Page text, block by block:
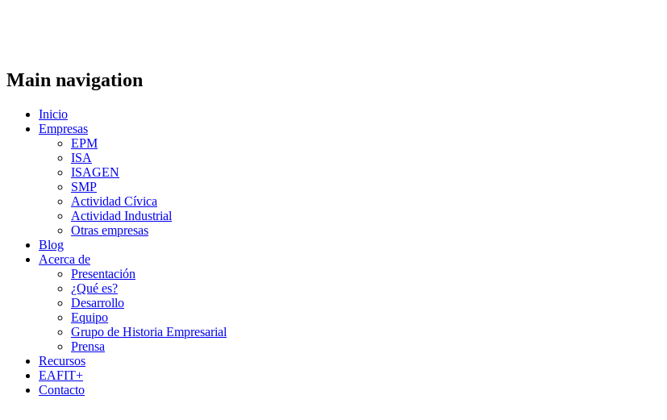
Main navigation
Inicio
Empresas
EPM
ISA
ISAGEN
SMP
Actividad Cívica
Actividad Industrial
Otras empresas
Blog
Acerca de
Presentación
¿Qué es?
Desarrollo
Equipo
Grupo de Historia Empresarial
Prensa
Recursos
EAFIT+
Contacto